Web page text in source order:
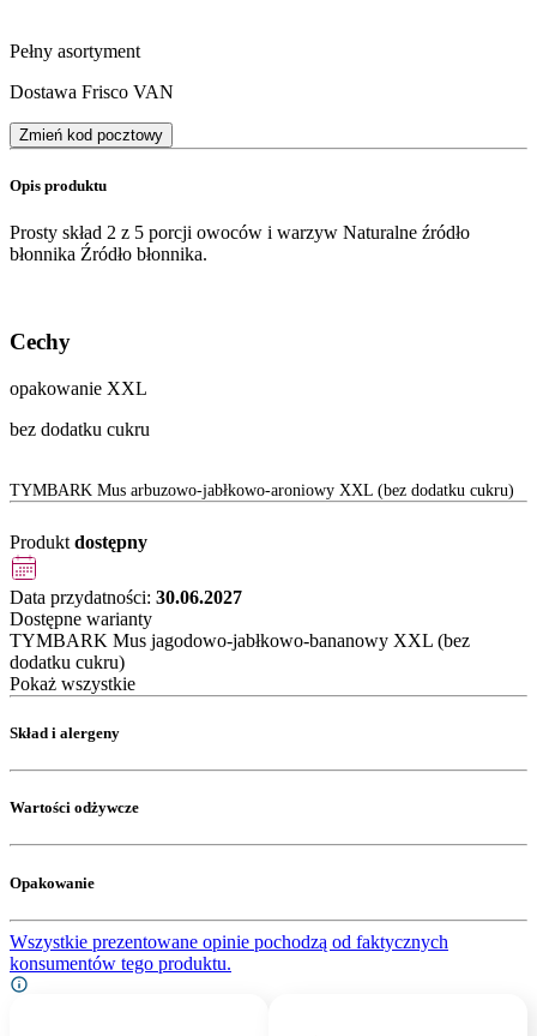
Pełny asortyment
Dostawa Frisco VAN
Zmień kod pocztowy
Opis produktu
Prosty skład 2 z 5 porcji owoców i warzyw Naturalne źródło
błonnika Źródło błonnika.
Cechy
opakowanie XXL
bez dodatku cukru
TYMBARK Mus arbuzowo-jabłkowo-aroniowy XXL (bez dodatku cukru)
Produkt dostępny
Data przydatności: 30.06.2027
Dostępne warianty
TYMBARK Mus jagodowo-jabłkowo-bananowy XXL (bez
dodatku cukru)
Pokaż wszystkie
Skład i alergeny
Wartości odżywcze
Opakowanie
Wszystkie prezentowane opinie pochodzą od faktycznych
konsumentów tego produktu.